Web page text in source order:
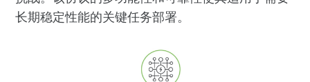
长期稳定性能的关键任务部署。